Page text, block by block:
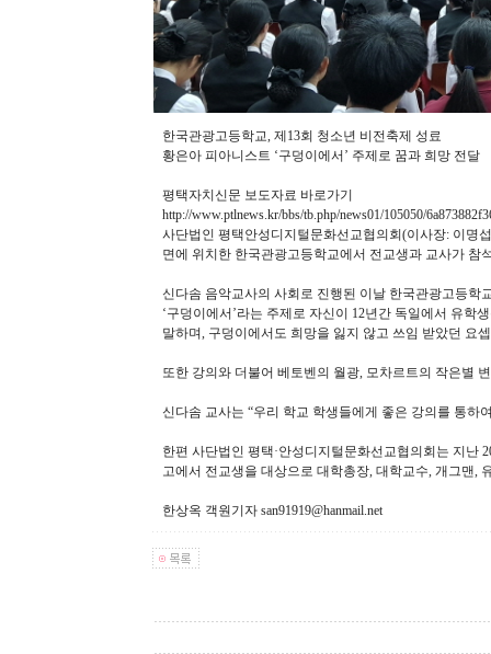
한국관광고등학교, 제13회 청소년 비전축제 성료
황은아 피아니스트 ‘구덩이에서’ 주제로 꿈과 희망 전달
평택자치신문 보도자료 바로가기
http://www.ptlnews.kr/bbs/tb.php/news01/105050/
사단법인 평택안성디지털문화선교협의회(이사장: 이명
면에 위치한 한국관광고등학교에서 전교생과 교사가 참
신다솜 음악교사의 사회로 진행된 이날 한국관광고등
‘구덩이에서’라는 주제로 자신이 12년간 독일에서 유학
말하며, 구덩이에서도 희망을 잃지 않고 쓰임 받았던 요
또한 강의와 더불어 베토벤의 월광, 모차르트의 작은별
신다솜 교사는 “우리 학교 학생들에게 좋은 강의를 통하
한편 사단법인 평택·안성디지털문화선교협의회는 지난
고에서 전교생을 대상으로 대학총장, 대학교수, 개그맨,
한상옥 객원기자 san91919@hanmail.net